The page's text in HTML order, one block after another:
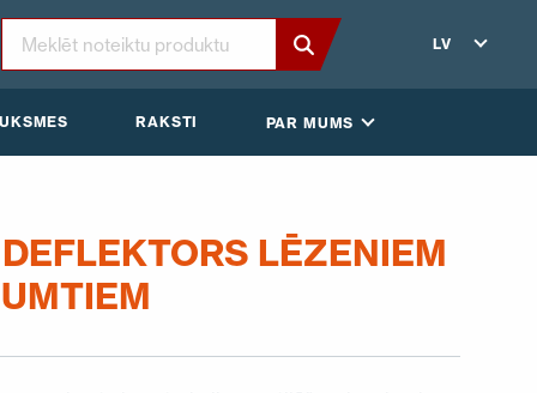
LV
RAKSTI PAR MUMS
LĒZENIEM